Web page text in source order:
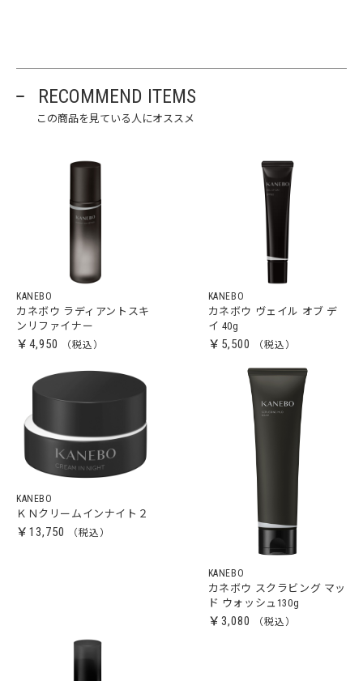
RECOMMEND ITEMS
この商品を見ている人にオススメ
KANEBO
カネボウ ラディアントスキ
ンリファイナー
￥4,950
KANEBO
カネボウ ヴェイル オブ デ
イ 40g
￥5,500
KANEBO
ＫＮクリームインナイト２
￥13,750
KANEBO
カネボウ スクラビング マッ
ド ウォッシュ130g
￥3,080